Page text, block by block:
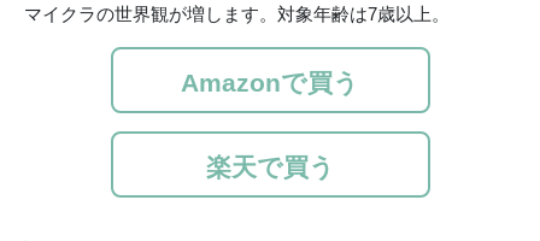
マイクラの世界観が増します。対象年齢は7歳以上。
Amazonで買う
楽天で買う